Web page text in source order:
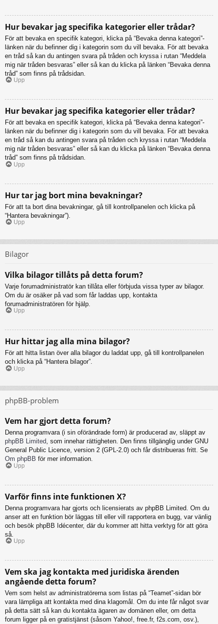
Hur bevakar jag specifika kategorier eller trådar?
För att bevaka en specifik kategori, klicka på “Bevaka denna kategori”-
länken när du befinner dig i kategorin som du vill bevaka. För att bevaka
en tråd så kan du antingen svara på tråden och kryssa i rutan “Meddela
mig när tråden besvaras” eller så kan du klicka på länken “Bevaka denna
tråd” som finns på trådsidan.
Upp
Hur bevakar jag specifika kategorier eller trådar?
För att bevaka en specifik kategori, klicka på “Bevaka denna kategori”-
länken när du befinner dig i kategorin som du vill bevaka. För att bevaka
en tråd så kan du antingen svara på tråden och kryssa i rutan “Meddela
mig när tråden besvaras” eller så kan du klicka på länken “Bevaka denna
tråd” som finns på trådsidan.
Upp
Hur tar jag bort mina bevakningar?
För att ta bort dina bevakningar, gå till kontrollpanelen och klicka på
“Hantera bevakningar”).
Upp
Bilagor
Vilka bilagor tillåts på detta forum?
Varje forumadministratör kan tillåta eller förbjuda vissa typer av bilagor.
Om du är osäker på vad som får laddas upp, kontakta
forumadministratören för hjälp.
Upp
Hur hittar jag alla mina bilagor?
För att hitta listan över alla bilagor du laddat upp, gå till kontrollpanelen
och klicka på “Hantera bilagor”.
Upp
phpBB-problem
Vem har gjort detta forum?
Denna programvara (i sin oförändrade form) är producerad av, släppt av
phpBB Limited, som innehar rättigheten. Den finns tillgänglig under GNU
General Public Licence, version 2 (GPL-2.0) och får distribueras fritt. Se
Om phpBB för mer information.
Upp
Varför finns inte funktionen X?
Denna programvara har gjorts och licensierats av phpBB Limited. Om du
anser att en funktion bör läggas till eller vill rapportera en bugg, var vänlig
och besök phpBB Idécenter, där du kommer att hitta verktyg för att göra
så.
Upp
Vem ska jag kontakta med juridiska ärenden
angående detta forum?
Vem som helst av administratörerna som listas på “Teamet”-sidan bör
vara lämpliga att kontakta med dina klagomål. Om du inte får något svar
på detta sätt så kan du kontakta ägaren av domänen eller, om detta
forum ligger på en gratistjänst (såsom Yahoo!, free.fr, f2s.com, osv.),